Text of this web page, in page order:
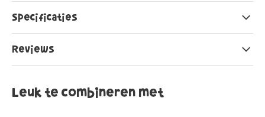
Specificaties
Reviews
Leuk te combineren met